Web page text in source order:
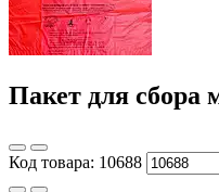
Пакет для сбора
Код товара: 10688